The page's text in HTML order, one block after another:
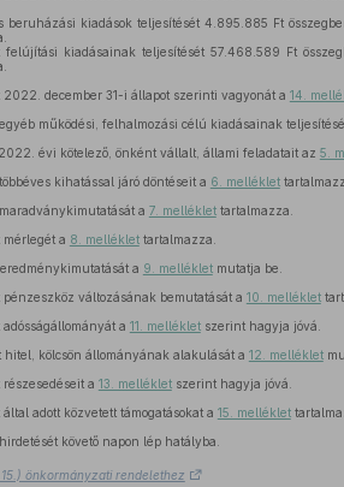
beruházási kiadások teljesítését 4.895.885 Ft
felújítási kiadásainak teljesítését 57.468.589 Ft
december 31-i állapot szerinti vagyonát a 14.
működési, felhalmozási célú kiadásainak
évi kötelező, önként vállalt, állami feladatait az 5.
kihatással járó döntéseit a 6. melléklet
a 7. melléklettartalmazza.
a 8. melléklettartalmazza.
a 9. mellékletmutatja be.
változásának bemutatását a 10. melléklet
a 11. mellékletszerint hagyja jóvá.
hitel, kölcsön állományának alakulását a 12. melléklet
a 13. mellékletszerint hagyja jóvá.
adott közvetett támogatásokat a 15. melléklet
követő napon lép hatályba.
önkormányzati rendelethez